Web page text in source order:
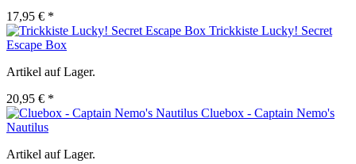
17,95 € *
Trickkiste Lucky! Secret
Escape Box
Artikel auf Lager.
20,95 € *
Cluebox - Captain Nemo's
Nautilus
Artikel auf Lager.